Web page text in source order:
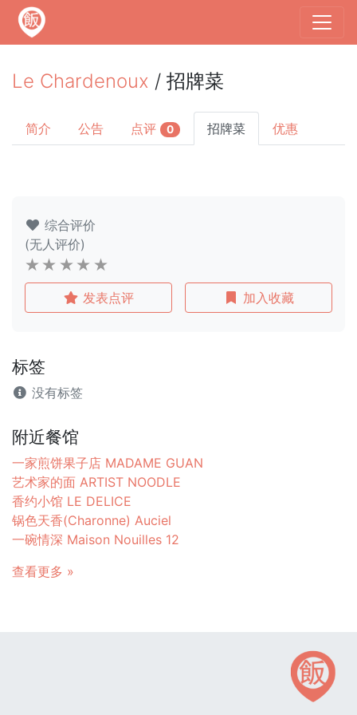
Le Chardenoux / 招牌菜
简介 公告 点评 0 招牌菜 优惠
综合评价
(无人评价)
发表点评 加入收藏
标签
没有标签
附近餐馆
一家煎饼果子店 MADAME GUAN
艺术家的面 ARTIST NOODLE
香约小馆 LE DELICE
锅色天香(Charonne) Auciel
一碗情深 Maison Nouilles 12
查看更多 »